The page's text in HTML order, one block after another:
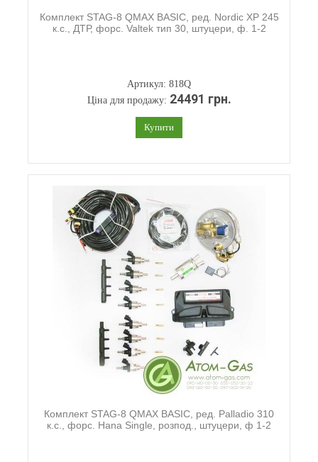
Комплект STAG-8 QMAX BASIC, ред. Nordic XP 245
к.с., ДТР, форс. Valtek тип 30, штуцери, ф. 1-2
Артикул: 818Q
Ціна для продажу: 24491 грн.
Купити
Комплект STAG-8 QMAX BASIC, ред. Palladio 310
к.с., форс. Hana Single, розпод., штуцери, ф 1-2